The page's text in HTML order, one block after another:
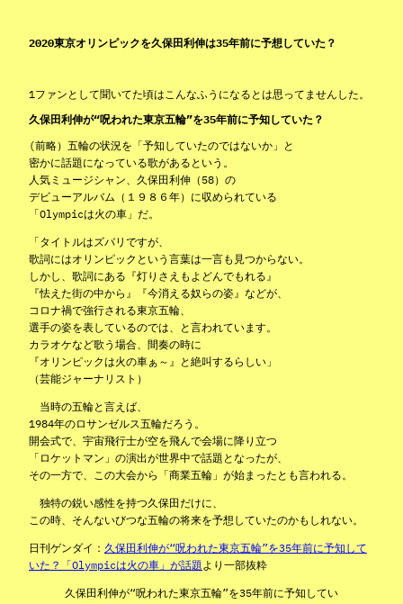
2020東京オリンピックを久保田利伸は35年前に予想していた？
1ファンとして聞いてた頃はこんなふうになるとは思ってませんした。
久保田利伸が“呪われた東京五輪”を35年前に予知していた？
(前略）五輪の状況を「予知していたのではないか」と
密かに話題になっている歌があるという。
人気ミュージシャン、久保田利伸（58）の
デビューアルバム（１９８６年）に収められている
「Olympicは火の車」だ。
「タイトルはズバリですが、
歌詞にはオリンピックという言葉は一言も見つからない。
しかし、歌詞にある『灯りさえもよどんでもれる』
『怯えた街の中から』『今消える奴らの姿』などが、
コロナ禍で強行される東京五輪、
選手の姿を表しているのでは、と言われています。
カラオケなど歌う場合、間奏の時に
『オリンピックは火の車ぁ～』と絶叫するらしい」
（芸能ジャーナリスト）
当時の五輪と言えば、
1984年のロサンゼルス五輪だろう。
開会式で、宇宙飛行士が空を飛んで会場に降り立つ
「ロケットマン」の演出が世界中で話題となったが、
その一方で、この大会から「商業五輪」が始まったとも言われる。
独特の鋭い感性を持つ久保田だけに、
この時、そんないびつな五輪の将来を予想していたのかもしれない。
日刊ゲンダイ： 久保田利伸が“呪われた東京五輪”を35年前に予知して
いた？「Olympicは火の車」が話題より一部抜粋
久保田利伸が“呪われた東京五輪”を35年前に予知してい